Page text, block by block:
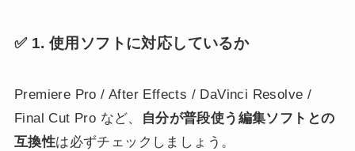
✅ 1. 使用ソフトに対応しているか
Premiere Pro / After Effects / DaVinci Resolve /
Final Cut Pro など、
自分が普段使う編集ソフトとの
互換性は必ずチェックしましょう。